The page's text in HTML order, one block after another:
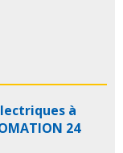
à
24